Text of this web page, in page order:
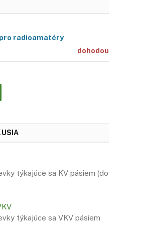
radioamatéry
dohodou
týkajúce sa KV pásiem (do
týkajúce sa VKV pásiem